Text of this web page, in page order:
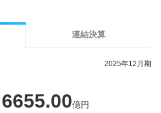
連結決算
2025年12月 期
6655.00億円